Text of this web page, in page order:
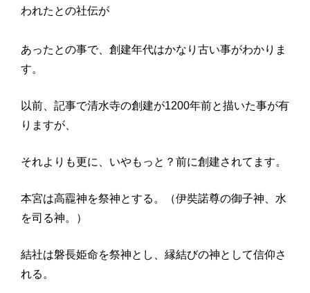
われたとの社伝が
あったとの事で、創建年代はかなり古い事がわかりま
す。
以前、記事で清水寺の創建が1200年前と描いた事が有
りますが、
それよりも更に、いやもっと？前に創建されてます。
本宮は高龗神を祭神とする。（伊奘諾尊の御子神、水
を司る神。）
結社は磐長姫命を祭神とし、縁結びの神として信仰さ
れる。